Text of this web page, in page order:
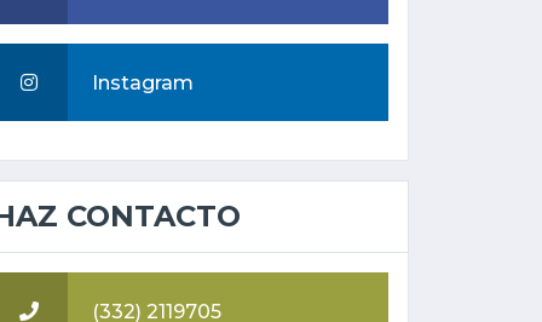
Instagram
CONTACTO
(332) 2119705